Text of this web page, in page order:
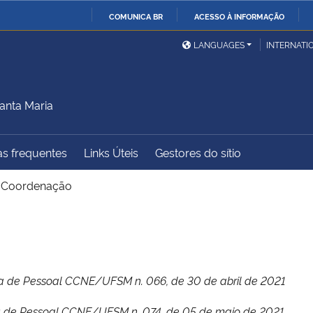
COMUNICA BR ACESSO À INFORMAÇÃO
Ministério da Defesa
Ministério das Relações
Exteriores
Ministério do
Desenvolvimento Regional
Controladoria-Geral da
LANGUAGES
Maria
frequentes Links Úteis Gestores do sítio
Coordenação
de Pessoal CCNE/UFSM n. 066, de 30 de abril de 2021